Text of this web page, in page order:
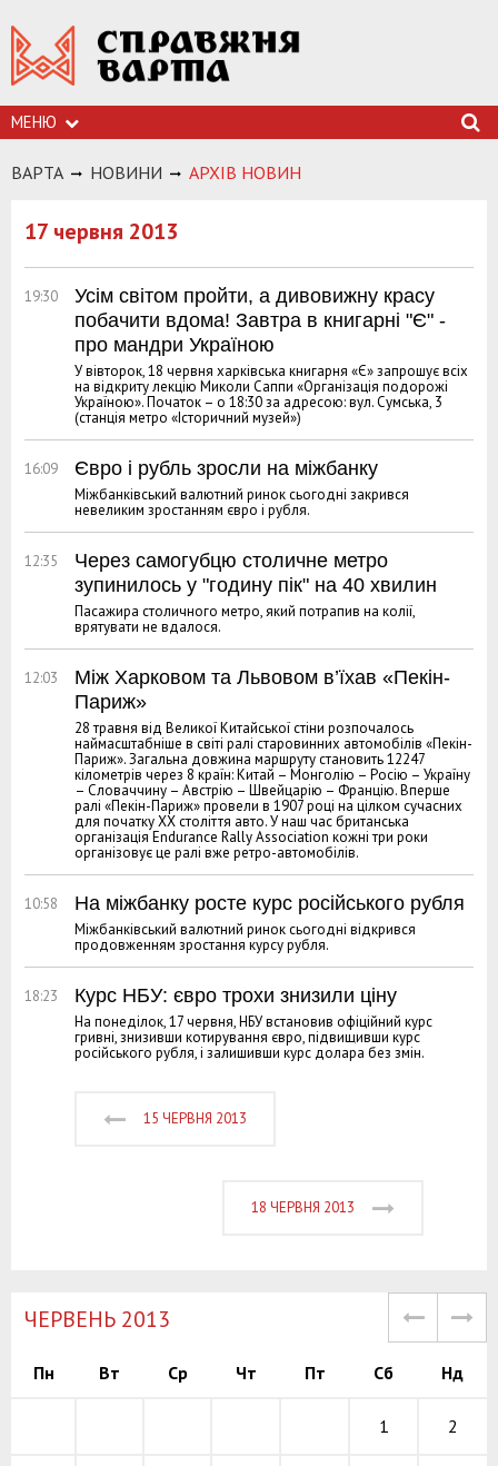
МЕНЮ
ВАРТА НОВИНИ АРХIВ НОВИН
17 червня 2013
19:30
Усім світом пройти, а дивовижну красу
побачити вдома! Завтра в книгарні "Є" -
про мандри Україною
У вівторок, 18 червня харківська книгарня «Є» запрошує всіх
на відкриту лекцію Миколи Саппи «Організація подорожі
Україною». Початок – о 18:30 за адресою: вул. Сумська, 3
(станція метро «Історичний музей»)
16:09 Євро і рубль зросли на міжбанку
Міжбанківський валютний ринок сьогодні закрився
невеликим зростанням євро і рубля.
12:35
Через самогубцю столичне метро
зупинилось у "годину пік" на 40 хвилин
Пасажира столичного метро, який потрапив на колії,
врятувати не вдалося.
12:03
Між Харковом та Львовом в’їхав «Пекін-
Париж»
28 травня від Великої Китайської стіни розпочалось
наймасштабніше в світі ралі старовинних автомобілів «Пекін-
Париж». Загальна довжина маршруту становить 12247
кілометрів через 8 країн: Китай – Монголію – Росію – Україну
– Словаччину – Австрію – Швейцарію – Францію. Вперше
ралі «Пекін-Париж» провели в 1907 році на цілком сучасних
для початку ХХ століття авто. У наш час британська
організація Endurance Rally Association кожні три роки
організовує це ралі вже ретро-автомобілів.
10:58 На міжбанку росте курс російського рубля
Міжбанківський валютний ринок сьогодні відкрився
продовженням зростання курсу рубля.
18:23 Курс НБУ: євро трохи знизили ціну
На понеділок, 17 червня, НБУ встановив офіційний курс
гривні, знизивши котирування євро, підвищивши курс
російського рубля, і залишивши курс долара без змін.
15 ЧЕРВНЯ 2013
18 ЧЕРВНЯ 2013
ЧЕРВЕНЬ 2013
Пн Вт Ср Чт Пт Сб Нд
1 2